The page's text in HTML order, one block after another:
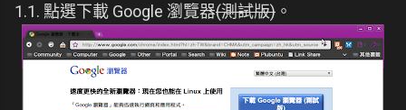
1.1. 點選下載 Google 瀏覽器(測試版) 。